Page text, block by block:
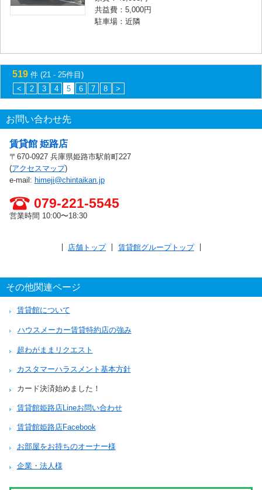
共益費：5,000円
駐車場：近隣
519 件 (21 - 25件目)
<
2 3 4 5 6 7 8 >
お問い合わせ先
賃貸館 姫路店
〒670-0927 兵庫県姫路市駅前町227
(アクセスマップ)
e-mail: himeji@chintaikan.jp
079-221-5545
営業時間 10:00〜18:30
店舗トップ 賃貸館グループトップ
その他関連ページ
賃貸館について
ハウスメーカー賃貸特約店の強み
超わがままリクエスト
カスタマーハラスメント基本方針
カード決済始めました！
賃貸館姫路店Lineお問い合わせ
賃貸館姫路店Facebook
お部屋をお持ちのオーナー様
企業・法人様